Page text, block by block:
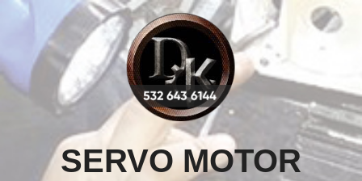
Skip
content
SERVO MOTOR